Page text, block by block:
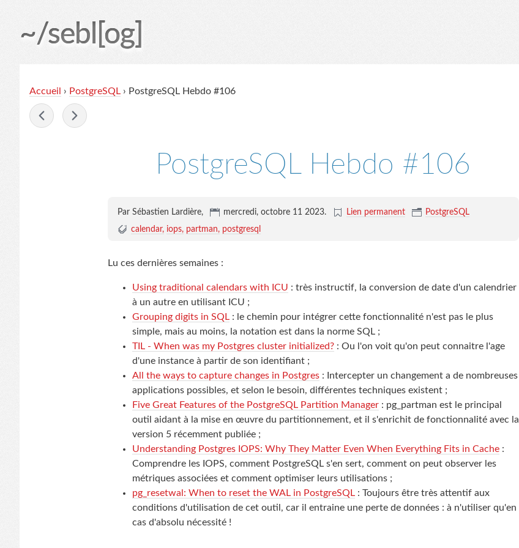
~/sebl[og]
Accueil
› PostgreSQL› PostgreSQL Hebdo #106
PostgreSQL Hebdo #106
Par Sébastien Lardière, mercredi, octobre 11 2023. Lien permanent
PostgreSQL
calendar iops partman postgresql
Lu ces dernières semaines :
Using traditional calendars with ICU : très instructif, la conversion de date d'un calendrier
à un autre en utilisant ICU ;
Grouping digits in SQL: le chemin pour intégrer cette fonctionnalité n'est pas le plus
simple, mais au moins, la notation est dans la norme SQL ;
TIL - When was my Postgres cluster initialized?: Ou l'on voit qu'on peut connaitre l'age
d'une instance à partir de son identifiant ;
All the ways to capture changes in Postgres: Intercepter un changement a de nombreuses
applications possibles, et selon le besoin, différentes techniques existent ;
Five Great Features of the PostgreSQL Partition Manager: pg_partman est le principal
outil aidant à la mise en œuvre du partitionnement, et il s'enrichit de fonctionnalité avec la
version 5 récemment publiée ;
Understanding Postgres IOPS: Why They Matter Even When Everything Fits in Cache:
Comprendre les IOPS, comment PostgreSQL s'en sert, comment on peut observer les
métriques associées et comment optimiser leurs utilisations ;
pg_resetwal: When to reset the WAL in PostgreSQL: Toujours être très attentif aux
conditions d'utilisation de cet outil, car il entraine une perte de données : à n'utiliser qu'en
cas d'absolu nécessité !